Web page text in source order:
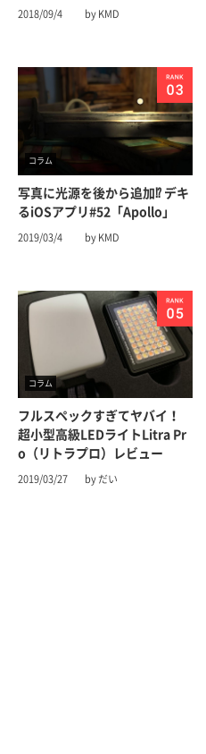
2018/09/4 by KMD
コラム
写真に光源を後から追加⁉︎ デキ
るiOSアプリ#52「Apollo」
2019/03/4 by KMD
コラム
フルスペックすぎてヤバイ！
超小型高級LEDライトLitra Pr
o（リトラプロ）レビュー
2019/03/27 by だい